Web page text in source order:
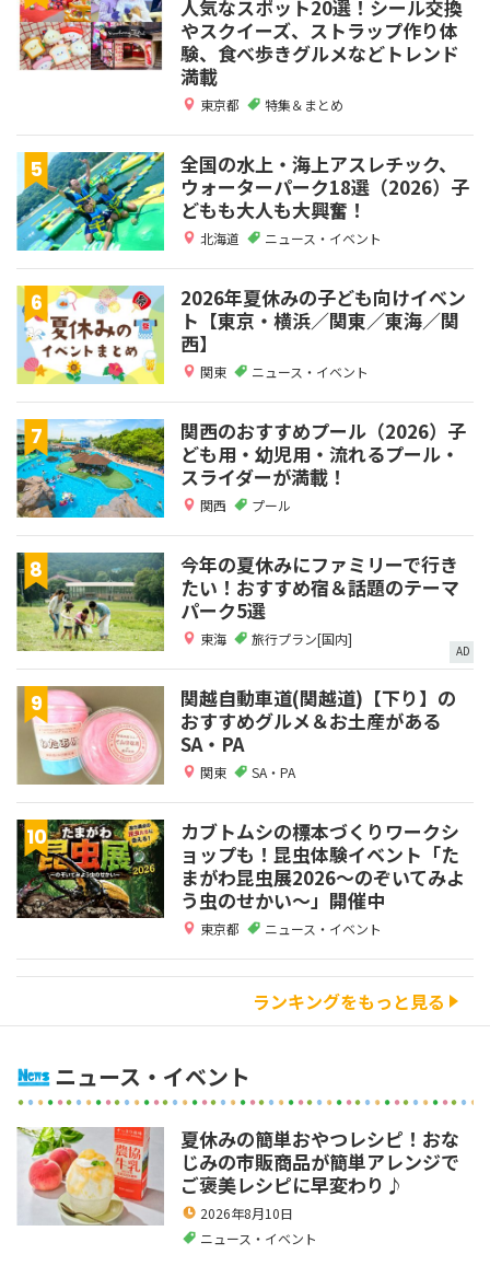
人気なスポット20選！シール交換
やスクイーズ、ストラップ作り体
験、食べ歩きグルメなどトレンド
満載
東京都 特集＆まとめ
全国の水上・海上アスレチック、
ウォーターパーク18選（2026）子
どもも大人も大興奮！
北海道 ニュース・イベント
2026年夏休みの子ども向けイベン
ト【東京・横浜／関東／東海／関
西】
関東 ニュース・イベント
関西のおすすめプール（2026）子
ども用・幼児用・流れるプール・
スライダーが満載！
関西 プール
今年の夏休みにファミリーで行き
たい！おすすめ宿＆話題のテーマ
パーク5選
東海 旅行プラン[国内]
AD
関越自動車道(関越道)【下り】の
おすすめグルメ＆お土産がある
SA・PA
関東 SA・PA
カブトムシの標本づくりワークシ
ョップも！昆虫体験イベント「た
まがわ昆虫展2026～のぞいてみよ
う虫のせかい～」開催中
東京都 ニュース・イベント
ランキングをもっと見る
ニュース・イベント
夏休みの簡単おやつレシピ！おな
じみの市販商品が簡単アレンジで
ご褒美レシピに早変わり♪
2026年8月10日
ニュース・イベント